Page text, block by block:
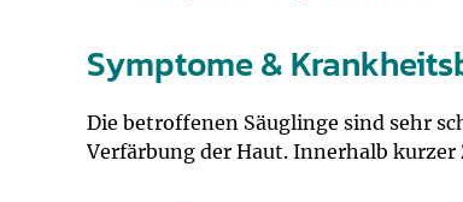
Symptome &
Die betroffenen Säuglinge sind sehr
Verfärbung der Haut. Innerhalb